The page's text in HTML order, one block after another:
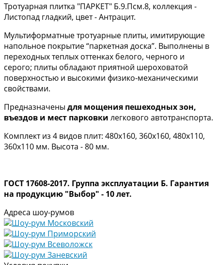
Тротуарная плитка "ПАРКЕТ" Б.9.Псм.8, коллекция -
Листопад гладкий, цвет - Антрацит.
Мультиформатные тротуарные плиты, имитирующие
напольное покрытие “паркетная доска”. Выполнены в
переходных теплых оттенках белого, черного и
серого; плиты обладают приятной шероховатой
поверхностью и высокими физико-механическими
свойствами.
Предназначены для мощения пешеходных зон,
въездов и мест парковки легкового автотранспорта.
Комплект из 4 видов плит: 480х160, 360х160, 480х110,
360х110 мм. Высота - 80 мм.
ГОСТ 17608-2017. Группа эксплуатации Б. Гарантия
на продукцию "Выбор" - 10 лет.
Адреса шоу-румов
Шоу-рум Московский
Шоу-рум Приморский
Шоу-рум Всеволожск
Шоу-рум Заневский